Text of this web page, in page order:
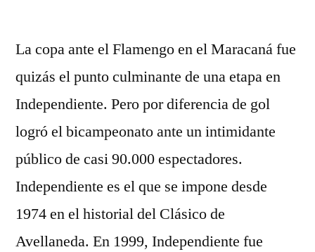
La copa ante el Flamengo en el Maracaná fue
quizás el punto culminante de una etapa en
Independiente. Pero por diferencia de gol
logró el bicampeonato ante un intimidante
público de casi 90.000 espectadores.
Independiente es el que se impone desde
1974 en el historial del Clásico de
Avellaneda. En 1999, Independiente fue